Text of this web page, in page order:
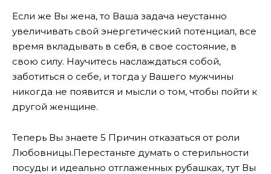
Если же Вы жена, то Ваша задача неустанно
увеличивать свой энергетический потенциал, все
время вкладывать в себя, в свое состояние, в
свою силу. Научитесь наслаждаться собой,
заботиться о себе, и тогда у Вашего мужчины
никогда не появится и мысли о том, чтобы пойти к
другой женщине.
Теперь Вы знаете 5 Причин отказаться от роли
Любовницы.Перестаньте думать о стерильности
посуды и идеально отглаженных рубашках, тут Вы